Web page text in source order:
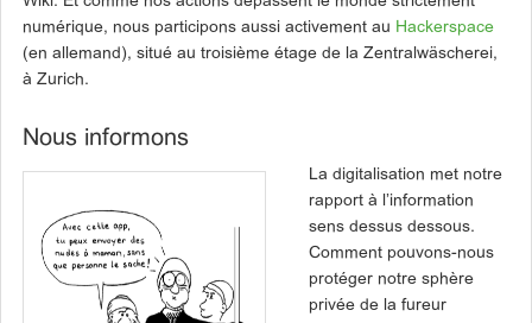
numérique, nous participons aussi activement au Hackerspace
(en allemand), situé au troisième étage de la Zentralwäscherei,
à Zurich.
Nous informons
La digitalisation met notre
rapport à l’information
sens dessus dessous.
Comment pouvons-nous
protéger notre sphère
privée de la fureur